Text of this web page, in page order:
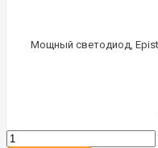
Мощный светодиод,